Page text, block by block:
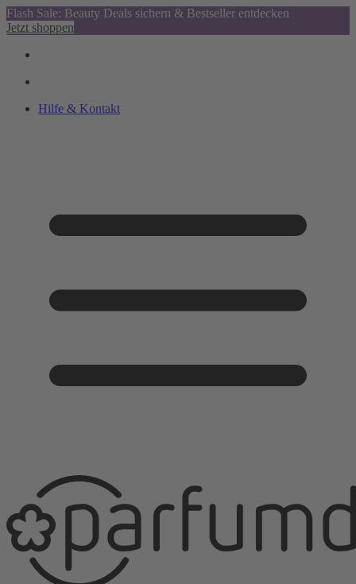
Flash Sale: Beauty Deals sichern & Bestseller entdecken
Jetzt shoppen
Hilfe & Kontakt